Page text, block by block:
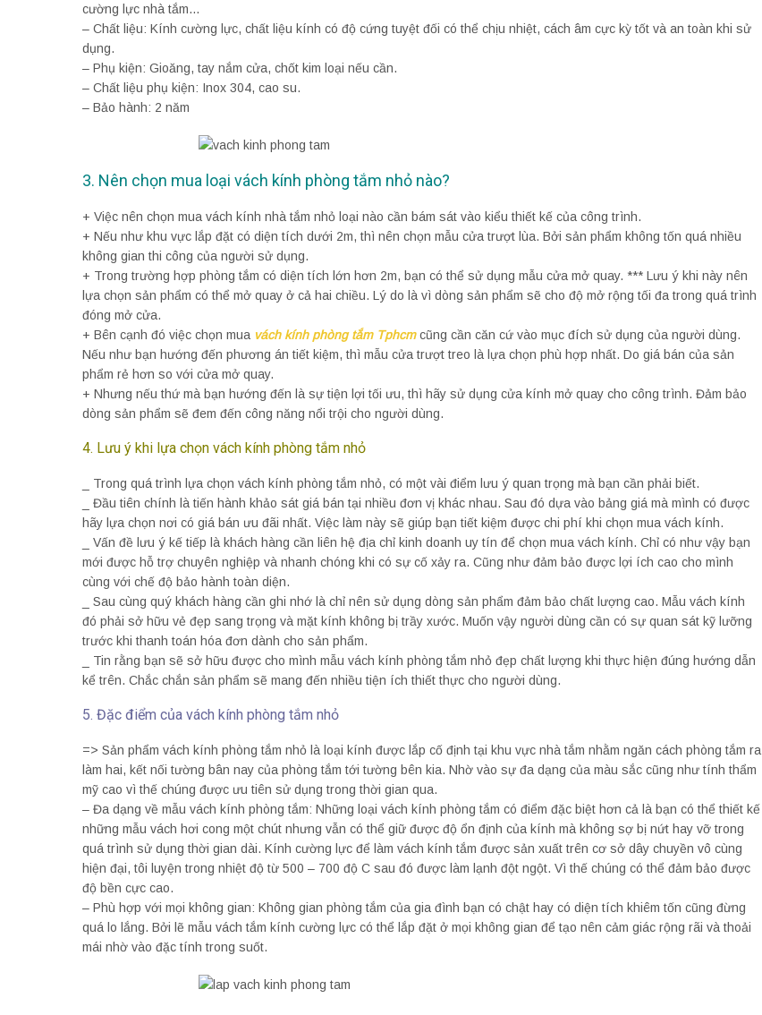
cường lực nhà tắm…
– Chất liệu: Kính cường lực, chất liệu kính có độ cứng tuyệt đối có thể chịu nhiệt, cách âm cực kỳ tốt và an toàn khi sử
dụng.
– Phụ kiện: Gioăng, tay nắm cửa, chốt kim loại nếu cần.
– Chất liệu phụ kiện: Inox 304, cao su.
– Bảo hành: 2 năm
3. Nên chọn mua loại vách kính phòng tắm nhỏ nào?
+ Việc nên chọn mua vách kính nhà tắm nhỏ loại nào cần bám sát vào kiểu thiết kế của công trình.
+ Nếu như khu vực lắp đặt có diện tích dưới 2m, thì nên chọn mẫu cửa trượt lùa. Bởi sản phẩm không tốn quá nhiều
không gian thi công của người sử dụng.
+ Trong trường hợp phòng tắm có diện tích lớn hơn 2m, bạn có thể sử dụng mẫu cửa mở quay. *** Lưu ý khi này nên
lựa chọn sản phẩm có thể mở quay ở cả hai chiều. Lý do là vì dòng sản phẩm sẽ cho độ mở rộng tối đa trong quá trình
đóng mở cửa.
+ Bên cạnh đó việc chọn mua vách kính phòng tắm Tphcmcũng cần căn cứ vào mục đích sử dụng của người dùng.
Nếu như bạn hướng đến phương án tiết kiệm, thì mẫu cửa trượt treo là lựa chọn phù hợp nhất. Do giá bán của sản
phẩm rẻ hơn so với cửa mở quay.
+ Nhưng nếu thứ mà bạn hướng đến là sự tiện lợi tối ưu, thì hãy sử dụng cửa kính mở quay cho công trình. Đảm bảo
dòng sản phẩm sẽ đem đến công năng nổi trội cho người dùng.
4. Lưu ý khi lựa chọn vách kính phòng tắm nhỏ
_ Trong quá trình lựa chọn vách kính phòng tắm nhỏ, có một vài điểm lưu ý quan trọng mà bạn cần phải biết.
_ Đầu tiên chính là tiến hành khảo sát giá bán tại nhiều đơn vị khác nhau. Sau đó dựa vào bảng giá mà mình có được
hãy lựa chọn nơi có giá bán ưu đãi nhất. Việc làm này sẽ giúp bạn tiết kiệm được chi phí khi chọn mua vách kính.
_ Vấn đề lưu ý kế tiếp là khách hàng cần liên hệ địa chỉ kinh doanh uy tín để chọn mua vách kính. Chỉ có như vậy bạn
mới được hỗ trợ chuyên nghiệp và nhanh chóng khi có sự cố xảy ra. Cũng như đảm bảo được lợi ích cao cho mình
cùng với chế độ bảo hành toàn diện.
_ Sau cùng quý khách hàng cần ghi nhớ là chỉ nên sử dụng dòng sản phẩm đảm bảo chất lượng cao. Mẫu vách kính
đó phải sở hữu vẻ đẹp sang trọng và mặt kính không bị trầy xước. Muốn vậy người dùng cần có sự quan sát kỹ lưỡng
trước khi thanh toán hóa đơn dành cho sản phẩm.
_ Tin rằng bạn sẽ sở hữu được cho mình mẫu vách kính phòng tắm nhỏ đẹp chất lượng khi thực hiện đúng hướng dẫn
kể trên. Chắc chắn sản phẩm sẽ mang đến nhiều tiện ích thiết thực cho người dùng.
5. Đặc điểm của vách kính phòng tắm nhỏ
=> Sản phẩm vách kính phòng tắm nhỏ là loại kính được lắp cố định tại khu vực nhà tắm nhằm ngăn cách phòng tắm ra
làm hai, kết nối tường bân nay của phòng tắm tới tường bên kia. Nhờ vào sự đa dạng của màu sắc cũng như tính thẩm
mỹ cao vì thế chúng được ưu tiên sử dụng trong thời gian qua.
– Đa dạng về mẫu vách kính phòng tắm: Những loại vách kính phòng tắm có điểm đặc biệt hơn cả là bạn có thể thiết kế
những mẫu vách hơi cong một chút nhưng vẫn có thể giữ được độ ổn định của kính mà không sợ bị nứt hay vỡ trong
quá trình sử dụng thời gian dài. Kính cường lực để làm vách kính tắm được sản xuất trên cơ sở dây chuyền vô cùng
hiện đại, tôi luyện trong nhiệt độ từ 500 – 700 độ C sau đó được làm lạnh đột ngột. Vì thế chúng có thể đảm bảo được
độ bền cực cao.
– Phù hợp với mọi không gian: Không gian phòng tắm của gia đình bạn có chật hay có diện tích khiêm tốn cũng đừng
quá lo lắng. Bởi lẽ mẫu vách tắm kính cường lực có thể lắp đặt ở mọi không gian để tạo nên cảm giác rộng rãi và thoải
mái nhờ vào đặc tính trong suốt.